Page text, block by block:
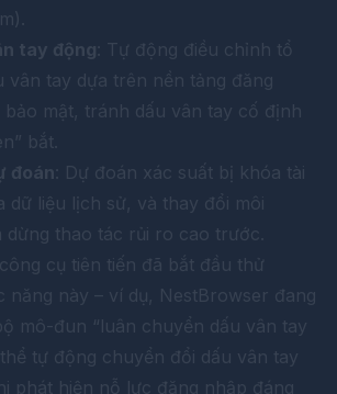
tay động : Tự động điều chỉnh tổ
vân tay dựa trên nền tảng đăng
mật, tránh dấu vân tay cố định
bắt.
đoán : Dự đoán xác suất bị khóa tài
dữ liệu lịch sử, và thay đổi môi
thao tác rủi ro cao trước.
cụ tiên tiến đã bắt đầu thử
năng này – ví dụ, NestBrowser đang
mô-đun “luân chuyển dấu vân tay
tự động chuyển đổi dấu vân tay
phát hiện nỗ lực đăng nhập đáng